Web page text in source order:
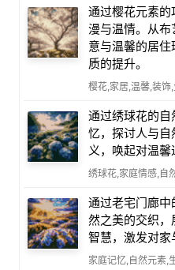
通过樱花元素
漫与温情。从
意与温馨的居
质的提升。
樱花,家居,温馨,装饰
通过绣球花的
忆，探讨人与
义，唤起对温馨
绣球花,家庭情感,自
通过老宅门廊中
然之美的交织
智慧，激发对家
家庭记忆,自然元素,